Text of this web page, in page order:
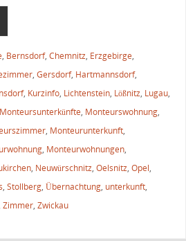
, Bernsdorf, Chemnitz, Erzgebirge,
, Gersdorf, Hartmannsdorf,
, Kurzinfo, Lichtenstein, Lößnitz, Lugau,
Monteursunterkünfte, Monteurswohnung,
, Monteurunterkunft,
, Monteurwohnungen,
, Neuwürschnitz, Oelsnitz, Opel,
, Stollberg, Übernachtung, unterkunft,
Zimmer, Zwickau